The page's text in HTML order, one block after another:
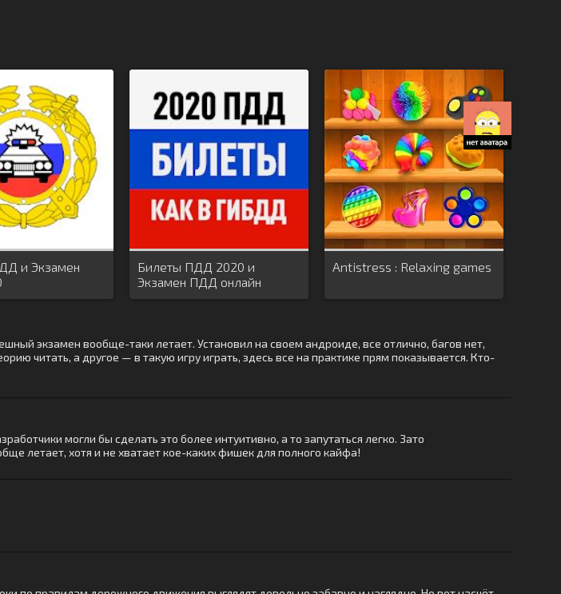
и Экзамен
Билеты ПДД 2020 и
Экзамен ПДД онлайн
правила ПДД
Antistress : Relaxing games
экзамен вообще-таки летает. Установил на своем андроиде, все отлично, багов нет,
читать, а другое — в такую игру играть, здесь все на практике прям показывается. Кто-
могли бы сделать это более интуитивно, а то запутаться легко. Зато
летает, хотя и не хватает кое-каких фишек для полного кайфа!